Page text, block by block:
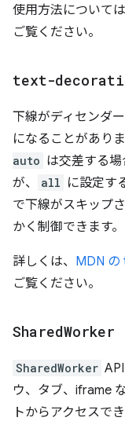
使用方法については
ご覧ください。
text-
下線がディセンダ
になることがありま
auto は交差する
が、
all に設定す
で下線がスキップ
かく制御できます。
詳しくは、 MDN
ご覧ください。
SharedWorker
SharedWorker
ウ、タブ、iframe
トからアクセスで